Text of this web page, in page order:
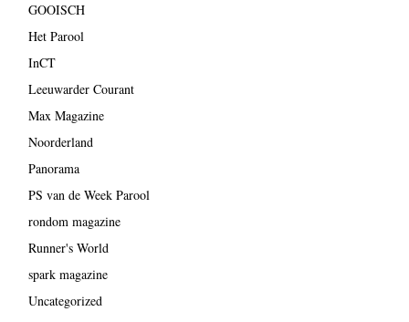
GOOISCH
Het Parool
InCT
Leeuwarder Courant
Max Magazine
Noorderland
Panorama
PS van de Week Parool
rondom magazine
Runner's World
spark magazine
Uncategorized